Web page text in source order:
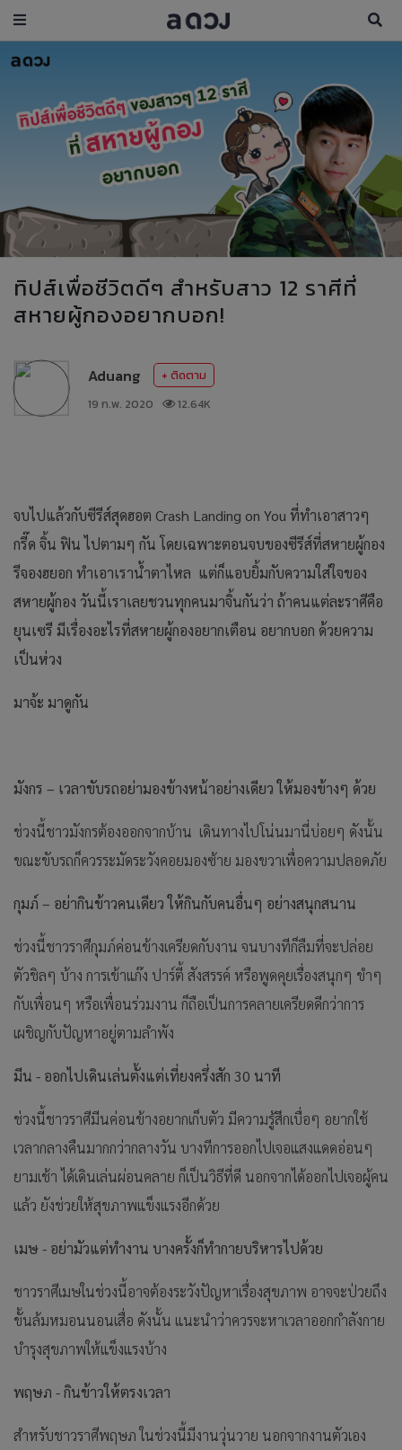
ทิปส์เพื่อชีวิตดีๆ สำหรับสาว 12 ราศีที่
สหายผู้กองอยากบอก!
Aduang
+ ติดตาม
19 ก.พ. 2020
12.64K
จบไปแล้วกับซีรีส์สุดฮอต Crash Landing on You ที่ทำเอาสาวๆ
กรี๊ด จิ้น ฟิน ไปตามๆ กัน โดยเฉพาะตอนจบของซีรีส์ที่สหายผู้กอง
รีจองฮยอก ทำเอาเราน้ำตาไหล แต่ก็แอบยิ้มกับความใส่ใจของ
สหายผู้กอง วันนี้เราเลยชวนทุกคนมาจิ้นกันว่า ถ้าคนแต่ละราศีคือ
ยุนเซรี มีเรื่องอะไรที่สหายผู้กองอยากเตือน อยากบอก ด้วยความ
เป็นห่วง
มาจ้ะ มาดูกัน
มังกร – เวลาขับรถอย่ามองข้างหน้าอย่างเดียว ให้มองข้างๆ ด้วย
ช่วงนี้ชาวมังกรต้องออกจากบ้าน เดินทางไปโน่นมานี่บ่อยๆ ดังนั้น
ขณะขับรถก็ควรระมัดระวังคอยมองซ้าย มองขวาเพื่อความปลอดภัย
กุมภ์ – อย่ากินข้าวคนเดียว ให้กินกับคนอื่นๆ อย่างสนุกสนาน
ช่วงนี้ชาวราศีกุมภ์ค่อนข้างเครียดกับงาน จนบางทีก็ลืมที่จะปล่อย
ตัวชิลๆ บ้าง การเข้าแก๊ง ปาร์ตี้ สังสรรค์ หรือพูดคุยเรื่องสนุกๆ ขำๆ
กับเพื่อนๆ หรือเพื่อนร่วมงาน ก็ถือเป็นการคลายเครียดดีกว่าการ
เผชิญกับปัญหาอยู่ตามลำพัง
มีน - ออกไปเดินเล่นตั้งแต่เที่ยงครึ่งสัก 30 นาที
ช่วงนี้ชาวราศีมีนค่อนข้างอยากเก็บตัว มีความรู้สึกเบื่อๆ อยากใช้
เวลากลางคืนมากกว่ากลางวัน บางทีการออกไปเจอแสงแดดอ่อนๆ
ยามเช้า ได้เดินเล่นผ่อนคลาย ก็เป็นวิธีที่ดี นอกจากได้ออกไปเจอผู้คน
แล้ว ยังช่วยให้สุขภาพแข็งแรงอีกด้วย
เมษ - อย่ามัวแต่ทำงาน บางครั้งก็ทำกายบริหารไปด้วย
ชาวราศีเมษในช่วงนี้อาจต้องระวังปัญหาเรื่องสุขภาพ อาจจะป่วยถึง
ขั้นล้มหมอนนอนเสื่อ ดังนั้น แนะนำว่าควรจะหาเวลาออกกำลังกาย
บำรุงสุขภาพให้แข็งแรงบ้าง
พฤษภ - กินข้าวให้ตรงเวลา
สำหรับชาวราศีพฤษภ ในช่วงนี้มีงานวุ่นวาย นอกจากงานตัวเอง